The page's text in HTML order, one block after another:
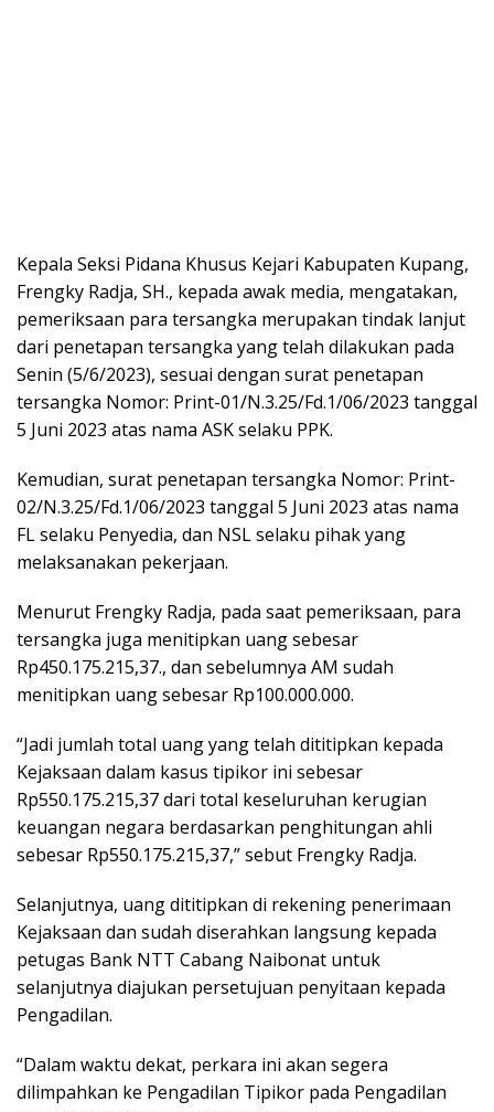
Kepala Seksi Pidana Khusus Kejari Kabupaten Kupang,
Frengky Radja, SH., kepada awak media, mengatakan,
pemeriksaan para tersangka merupakan tindak lanjut
dari penetapan tersangka yang telah dilakukan pada
Senin (5/6/2023), sesuai dengan surat penetapan
tersangka Nomor: Print-01/N.3.25/Fd.1/06/2023 tanggal
5 Juni 2023 atas nama ASK selaku PPK.
Kemudian, surat penetapan tersangka Nomor: Print-
02/N.3.25/Fd.1/06/2023 tanggal 5 Juni 2023 atas nama
FL selaku Penyedia, dan NSL selaku pihak yang
melaksanakan pekerjaan.
Menurut Frengky Radja, pada saat pemeriksaan, para
tersangka juga menitipkan uang sebesar
Rp450.175.215,37., dan sebelumnya AM sudah
menitipkan uang sebesar Rp100.000.000.
“Jadi jumlah total uang yang telah dititipkan kepada
Kejaksaan dalam kasus tipikor ini sebesar
Rp550.175.215,37 dari total keseluruhan kerugian
keuangan negara berdasarkan penghitungan ahli
sebesar Rp550.175.215,37,” sebut Frengky Radja.
Selanjutnya, uang dititipkan di rekening penerimaan
Kejaksaan dan sudah diserahkan langsung kepada
petugas Bank NTT Cabang Naibonat untuk
selanjutnya diajukan persetujuan penyitaan kepada
Pengadilan.
“Dalam waktu dekat, perkara ini akan segera
dilimpahkan ke Pengadilan Tipikor pada Pengadilan